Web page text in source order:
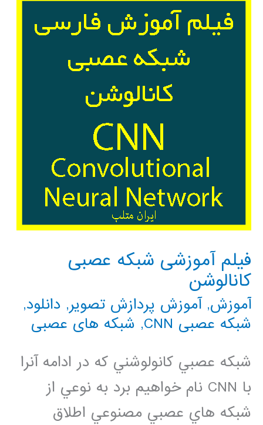
فیلم آموزشی شبکه عصبی
کانالوشن
آموزش,آموزش پردازش تصویر, دانلود,
شبکه عصبی CNN
, شبکه های عصبی
شبکه عصبي کانولوشني که در ادامه آنرا
با CNN نام خواهيم برد به نوعي از
شبکه هاي عصبي مصنوعي اطلاق